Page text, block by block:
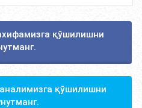
қўшилишни
қўшилишни